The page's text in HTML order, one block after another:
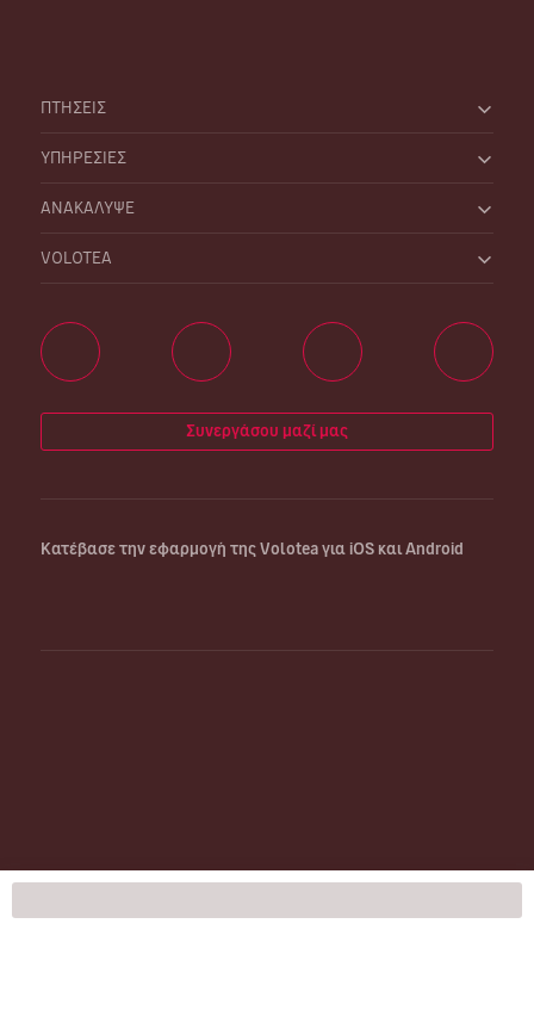
ΠΤΗΣΕΙΣ
ΥΠΗΡΕΣΙΕΣ
ΑΝΑΚΑΛΥΨΕ
VOLOTEA
Συνεργάσου μαζί μας
Κατέβασε την εφαρμογή της Volotea για iOS και Android